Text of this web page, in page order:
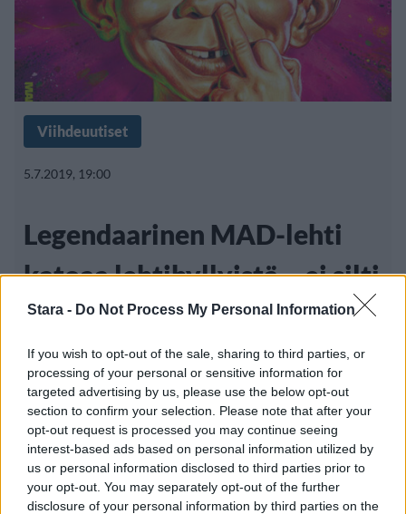
Stara - Do Not Process My Personal Information
If you wish to opt-out of the sale, sharing to third parties, or
processing of your personal or sensitive information for
targeted advertising by us, please use the below opt-out
section to confirm your selection. Please note that after your
opt-out request is processed you may continue seeing
interest-based ads based on personal information utilized by
us or personal information disclosed to third parties prior to
your opt-out. You may separately opt-out of the further
disclosure of your personal information by third parties on the
Viihdeuutiset
5.7.2019, 19:00
Legendaarinen MAD-lehti
katoaa lehtihyllyistä – ei silti
lopeteta kokonaan
Maailmanlaajuista kulttisuosiota pitkän
olemassaolonsa aikana saanut MAD-lehti
katoaa lehtihyllyistä. Satiirilehti